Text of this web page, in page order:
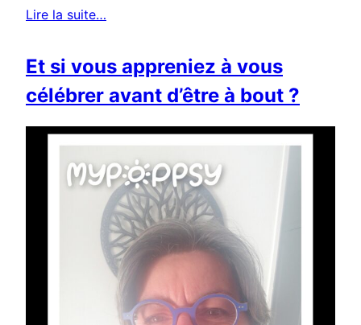
Lire la suite…
Et si vous appreniez à vous
célébrer avant d’être à bout ?